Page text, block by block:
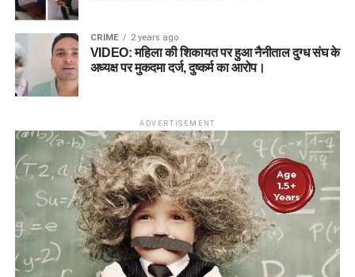
CRIME 2 years ago
VIDEO: महिला की शिकायत पर हुआ नैनीताल दुग्ध संघ के
अध्यक्ष पर मुकदमा दर्ज, दुष्कर्म का आरोप।
ADVERTISEMENT